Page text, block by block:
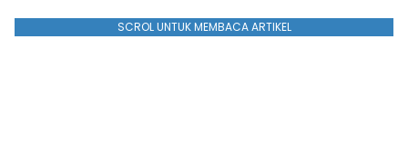
SCROL UNTUK MEMBACA ARTIKEL